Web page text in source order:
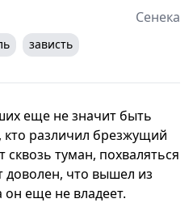
Сенека
зависть
еще не значит быть
различил брезжущий
сквозь туман, похваляться
доволен, что вышел из
он еще не владеет.